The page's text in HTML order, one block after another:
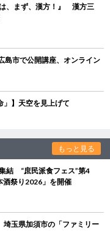
、まず、漢方！』 漢方三
市で公開講座、オンライン
」】天空を見上げて
もっと見る
結 “庶民派食フェス”第4
酒祭り2026」を開催
玉県加須市の「ファミリー